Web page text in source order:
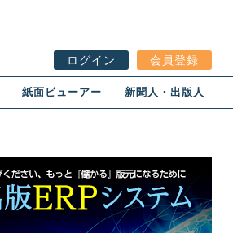
ログイン 会員登録
紙面ビューアー 新聞人・出版人